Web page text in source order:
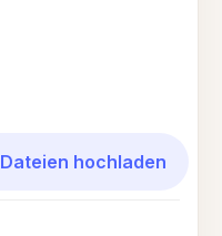
Dateien hochladen